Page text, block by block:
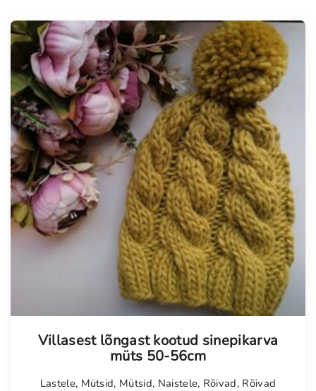
Villasest lõngast kootud sinepikarva
müts 50-56cm
Lastele, Mütsid, Mütsid, Naistele, Rõivad, Rõivad